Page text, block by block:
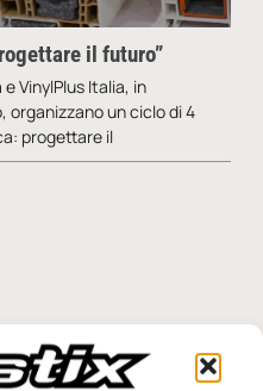
il futuro”
VinylPlus Italia, in
organizzano un ciclo di 4
progettare il